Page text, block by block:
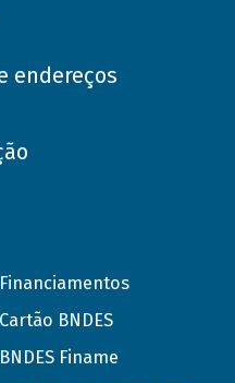
endereços
Financiamentos
Cartão BNDES
BNDES Finame